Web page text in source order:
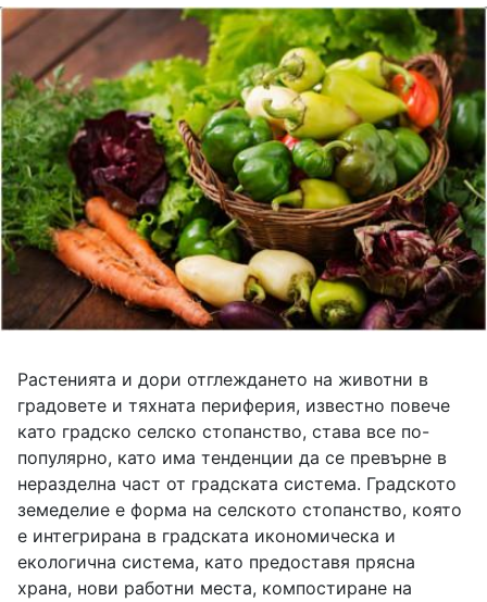
Растенията и дори отглеждането на животни в
градовете и тяхната периферия, известно повече
като градско селско стопанство, става все по-
популярно, като има тенденции да се превърне в
неразделна част от градската система. Градското
земеделие е форма на селското стопанство, която
е интегрирана в градската икономическа и
екологична система, като предоставя прясна
храна, нови работни места, компостиране на